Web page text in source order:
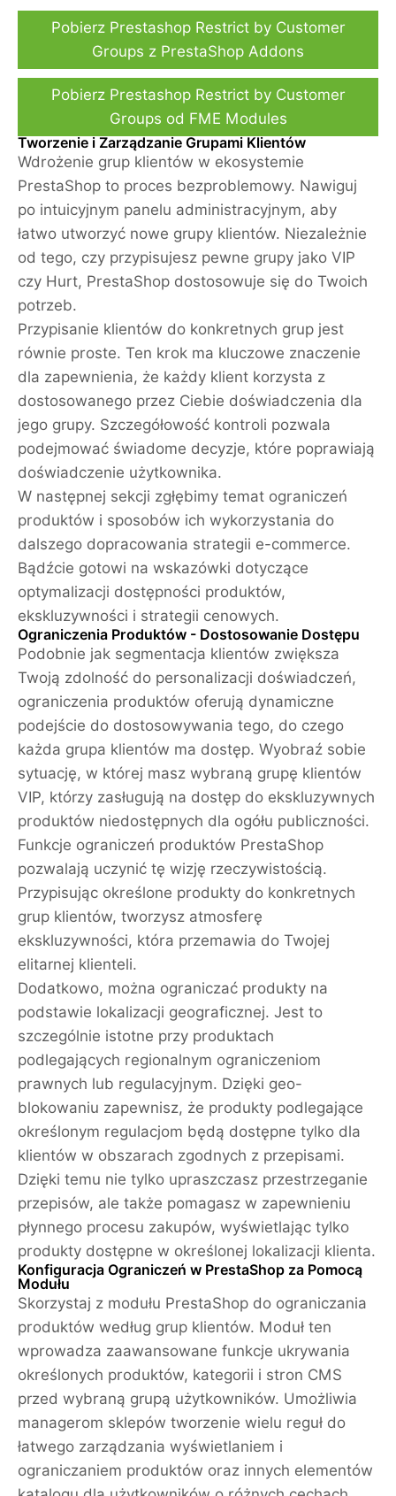
Pobierz Prestashop Restrict by Customer
Groups z PrestaShop Addons
Pobierz Prestashop Restrict by Customer
Groups od FME Modules
Tworzenie i Zarządzanie Grupami Klientów
Wdrożenie grup klientów w ekosystemie
PrestaShop to proces bezproblemowy. Nawiguj
po intuicyjnym panelu administracyjnym, aby
łatwo utworzyć nowe grupy klientów. Niezależnie
od tego, czy przypisujesz pewne grupy jako VIP
czy Hurt, PrestaShop dostosowuje się do Twoich
potrzeb.
Przypisanie klientów do konkretnych grup jest
równie proste. Ten krok ma kluczowe znaczenie
dla zapewnienia, że każdy klient korzysta z
dostosowanego przez Ciebie doświadczenia dla
jego grupy. Szczegółowość kontroli pozwala
podejmować świadome decyzje, które poprawiają
doświadczenie użytkownika.
W następnej sekcji zgłębimy temat ograniczeń
produktów i sposobów ich wykorzystania do
dalszego dopracowania strategii e-commerce.
Bądźcie gotowi na wskazówki dotyczące
optymalizacji dostępności produktów,
ekskluzywności i strategii cenowych.
Ograniczenia Produktów - Dostosowanie Dostępu
Podobnie jak segmentacja klientów zwiększa
Twoją zdolność do personalizacji doświadczeń,
ograniczenia produktów oferują dynamiczne
podejście do dostosowywania tego, do czego
każda grupa klientów ma dostęp. Wyobraź sobie
sytuację, w której masz wybraną grupę klientów
VIP, którzy zasługują na dostęp do ekskluzywnych
produktów niedostępnych dla ogółu publiczności.
Funkcje ograniczeń produktów PrestaShop
pozwalają uczynić tę wizję rzeczywistością.
Przypisując określone produkty do konkretnych
grup klientów, tworzysz atmosferę
ekskluzywności, która przemawia do Twojej
elitarnej klienteli.
Dodatkowo, można ograniczać produkty na
podstawie lokalizacji geograficznej. Jest to
szczególnie istotne przy produktach
podlegających regionalnym ograniczeniom
prawnych lub regulacyjnym. Dzięki geo-
blokowaniu zapewnisz, że produkty podlegające
określonym regulacjom będą dostępne tylko dla
klientów w obszarach zgodnych z przepisami.
Dzięki temu nie tylko upraszczasz przestrzeganie
przepisów, ale także pomagasz w zapewnieniu
płynnego procesu zakupów, wyświetlając tylko
produkty dostępne w określonej lokalizacji klienta.
Konfiguracja Ograniczeń w PrestaShop za Pomocą
Modułu
Skorzystaj z modułu PrestaShop do ograniczania
produktów według grup klientów. Moduł ten
wprowadza zaawansowane funkcje ukrywania
określonych produktów, kategorii i stron CMS
przed wybraną grupą użytkowników. Umożliwia
managerom sklepów tworzenie wielu reguł do
łatwego zarządzania wyświetlaniem i
ograniczaniem produktów oraz innych elementów